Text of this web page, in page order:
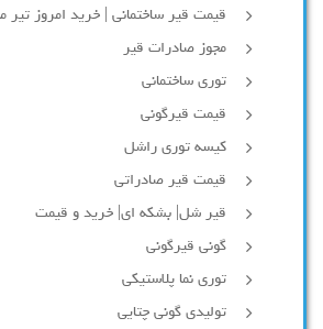
قیمت قیر ساختمانی | خرید امروز تیر ماه
مجوز صادرات قیر
توری ساختمانی
قیمت قیرگونی
کیسه توری راشل
قیمت قیر صادراتی
قیر شل| بشکه ای| خرید و قیمت
گونی قیرگونی
توری نما پلاستیکی
تولیدی گونی چتایی